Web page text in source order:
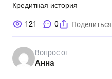
Кредитная история
121 0 Поделиться
Вопрос от
Анна